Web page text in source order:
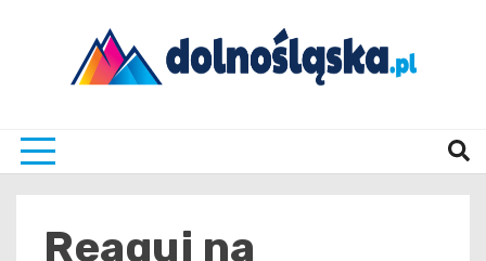
Reaguj na